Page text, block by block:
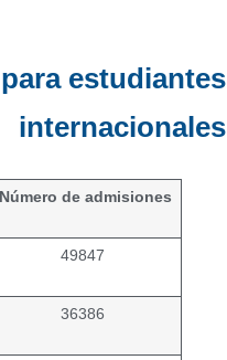
estudiantes
internacionales
Número de admisiones
49847
36386